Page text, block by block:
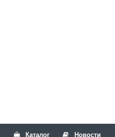
Каталог Новости